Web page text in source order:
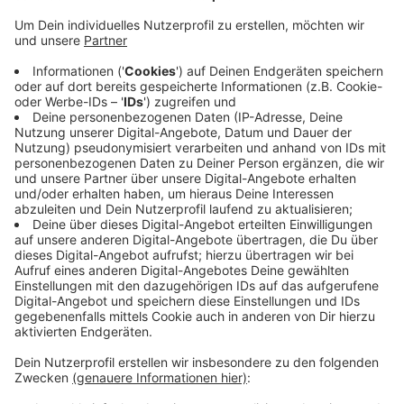
Verglichen mit dem Vormonat waren im November
gut 11.500. Die Arbeitslosigkeit ist damit aktuell um
12 Prozent höher als vor einem Jahr. Nach Angaben
der Arbeitsagentur ist ein Anstieg der
Arbeitslosigkeit im November eigentlich unüblich.
Problem ist, dass deutlich weniger Fachkräfte
gesucht werden, weil die heimischen Unternehmen
verunsichert sind. Die Arbeitsagentur geht davon aus,
dass sich die Entwicklung auf dem Arbeitsmarkt im
Ennepe-Ruhr-Kreis zum Jahresende weiter eintrüben
wird.
Anzeige